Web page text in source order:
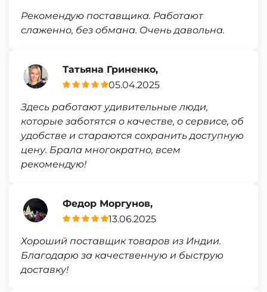
Рекомендую поставщика. Работают
слаженно, без обмана. Очень давольна.
Татьяна Гриненко,
05.04.2025
Здесь работают удивительные люди,
которые заботятся о качестве, о сервисе, об
удобстве и стараются сохранить доступную
цену. Брала многократно, всем
рекомендую!
Федор Моргунов,
13.06.2025
Хороший поставщик товаров из Индии.
Благодарю за качественную и быструю
доставку!